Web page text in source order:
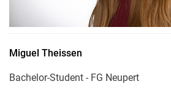
Miguel Theissen
Bachelor-Student - FG Neupert